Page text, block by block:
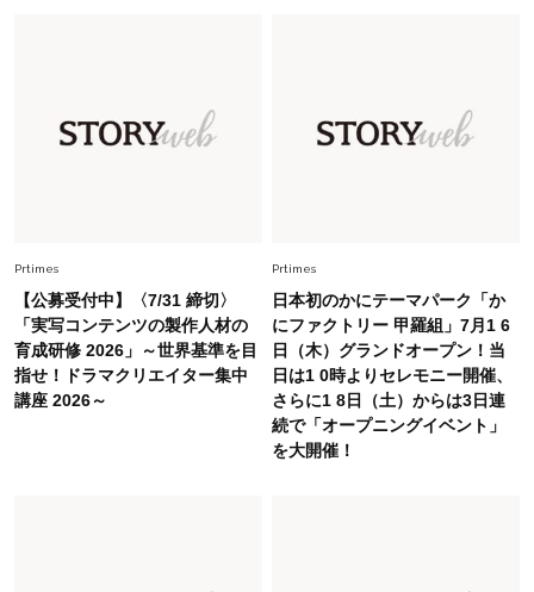
「オシャレ」も整うトレンドトップス〈4選〉
Fashion 2026.6.26
初夏はこれさえあれば！40代は【淡色ワンピ】
で即涼しげ＆上品見え〈3選〉
Prtimes
【公募受付中】〈7/31 締切〉
「実写コンテンツの製作人材の
育成研修 2026」～世界基準を目
指せ！ドラマクリエイター集中
講座 2026～
Prtimes
日本初のかにテーマパーク「か
にファクトリー 甲羅組」7月1 6
日（木）グランドオープン！当
日は1 0時よりセレモニー開催、
さらに1 8日（土）からは3日連
続で「オープニングイベント」
を大開催！